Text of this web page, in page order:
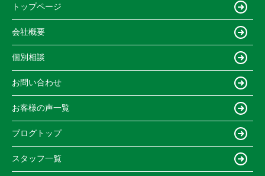
トップページ
会社概要
個別相談
お問い合わせ
お客様の声一覧
ブログトップ
スタッフ一覧